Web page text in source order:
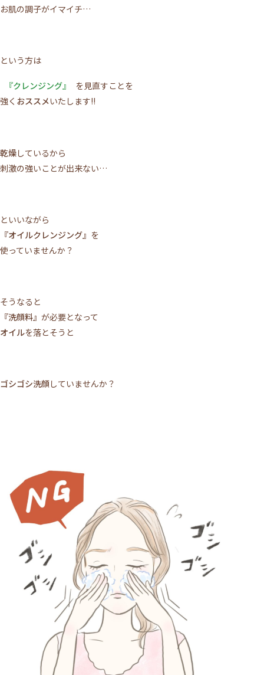
サロンについて
メニュー
トップページ
VOICE
BRIDAL
お肌の調子がイマイチ…
という方は
『クレンジング』
を見直すことを
強く おススメいたします!!
乾燥しているから
刺激の強いことが出来ない…
といいながら
『オイルクレンジング』 を
使っていませんか？
そうなると
『洗顔料』 が必要となって
オイルを落とそうと
ゴシゴシ洗顔していませんか？